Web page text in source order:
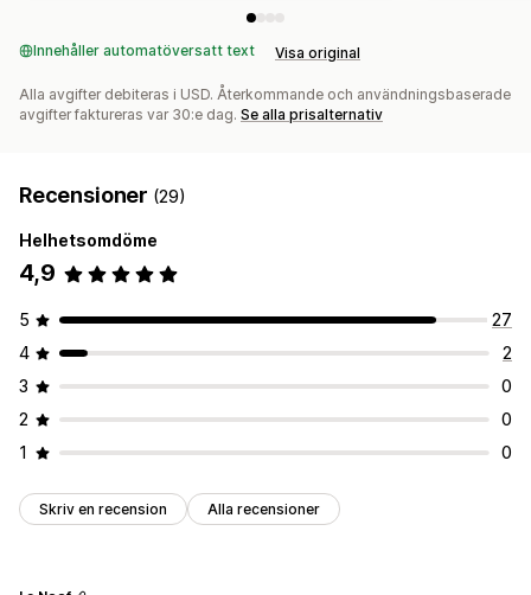
Innehåller automatöversatt text Visa original
Alla avgifter debiteras i USD. Återkommande och användningsbaserade
avgifter faktureras var 30:e dag. Se alla prisalternativ
Recensioner (29)
Helhetsomdöme
4,9
5
27
4
2
3
0
2
0
1
0
Skriv en recension Alla recensioner